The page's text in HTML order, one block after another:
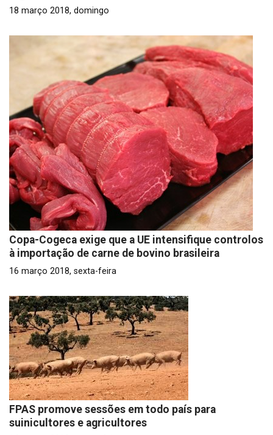
18 março 2018, domingo
Copa-Cogeca exige que a UE intensifique controlos
à importação de carne de bovino brasileira
16 março 2018, sexta-feira
FPAS promove sessões em todo país para
suinicultores e agricultores